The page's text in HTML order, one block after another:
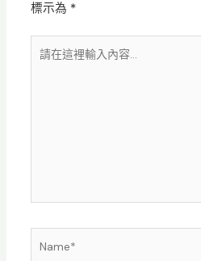
標示為 *
在